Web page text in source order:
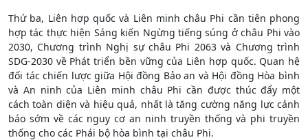
Thứ ba, Liên hợp quốc và Liên minh châu Phi cần tiên phong
hợp tác thực hiện Sáng kiến Ngừng tiếng súng ở châu Phi vào
2030, Chương trình Nghị sự châu Phi 2063 và Chương trình
SDG-2030 về Phát triển bền vững của Liên hợp quốc. Quan hệ
đối tác chiến lược giữa Hội đồng Bảo an và Hội đồng Hòa bình
và An ninh của Liên minh châu Phi cần được thúc đẩy một
cách toàn diện và hiệu quả, nhất là tăng cường năng lực cảnh
báo sớm về các nguy cơ an ninh truyền thống và phi truyền
thống cho các Phái bộ hòa bình tại châu Phi.